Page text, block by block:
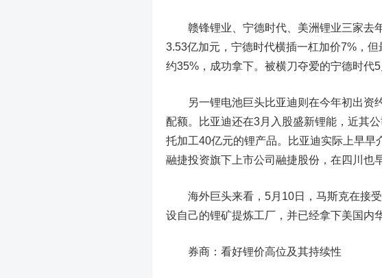
赣锋锂业、宁德时代、美洲锂业三家去
3.53亿加元，宁德时代横插一杠加价7%，
约35%，成功拿下。被横刀夺爱的宁德时代
另一锂电池巨头比亚迪则在今年初出资
配额。比亚迪还在3月入股盛新锂能，近其
托加工40亿元的锂产品。比亚迪实际上早
融捷投资旗下上市公司融捷股份，在四川也
海外巨头来看，5月10日，马斯克在接受
设自己的锂矿提炼工厂，并已经拿下美国内
券商：看好锂价高位及其持续性